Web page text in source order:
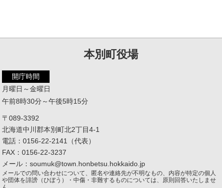
本別町役場
開庁時間
月曜日～金曜日
午前8時30分～午後5時15分
〒089-3392
北海道中川郡本別町北2丁目4-1
電話：0156-22-2141（代表）
FAX：0156-22-3237
メール：soumuk@town.honbetsu.hokkaido.jp
メールでの問い合わせについて、匿名や連絡先が不明なもの、内容が特定の個人
や団体を誹謗（ひぼう）・中傷・非難するものについては、原則回答いたしませ